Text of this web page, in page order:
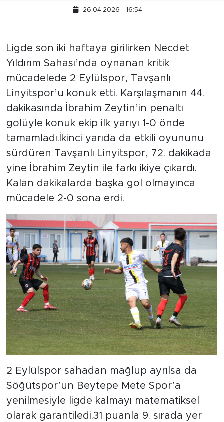
26.04.2026 - 16:54
Ligde son iki haftaya girilirken Necdet
Yıldırım Sahası’nda oynanan kritik
mücadelede 2 Eylülspor, Tavşanlı
Linyitspor’u konuk etti. Karşılaşmanın 44.
dakikasında İbrahim Zeytin’in penaltı
golüyle konuk ekip ilk yarıyı 1-0 önde
tamamladı.İkinci yarıda da etkili oyununu
sürdüren Tavşanlı Linyitspor, 72. dakikada
yine İbrahim Zeytin ile farkı ikiye çıkardı.
Kalan dakikalarda başka gol olmayınca
mücadele 2-0 sona erdi.
2 Eylülspor sahadan mağlup ayrılsa da
Söğütspor’un Beytepe Mete Spor’a
yenilmesiyle ligde kalmayı matematiksel
olarak garantiledi.31 puanla 9. sırada yer